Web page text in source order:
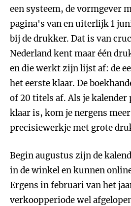
een systeem, de vormgever
pagina's van en uiterlijk 1
bij de drukker. Dat is van
Nederland kent maar één
en die werkt zijn lijst af: de
het eerste klaar. De
of 20 titels af. Als je kalender
klaar is, kom je nergens
precisiewerkje met grote
Begin augustus zijn de
in de winkel en kunnen
Ergens in februari van het
verkoopperiode wel